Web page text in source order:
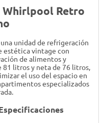
Whirlpool Retro
unidad de refrigeración
estética vintage con
de alimentos y
81 litros y neta de 76 litros,
el uso del espacio en
especializados